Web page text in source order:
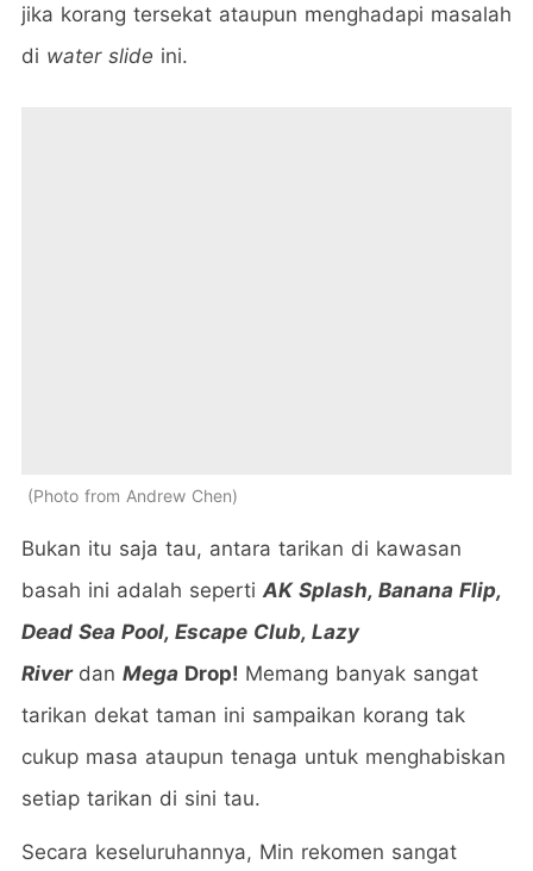
jika korang tersekat ataupun menghadapi masalah
di water slide ini.
Photo from Andrew Chen
Bukan itu saja tau, antara tarikan di kawasan
basah ini adalah seperti AK Splash, Banana Flip,
Dead Sea Pool, Escape Club, Lazy
River dan Mega Drop! Memang banyak sangat
tarikan dekat taman ini sampaikan korang tak
cukup masa ataupun tenaga untuk menghabiskan
setiap tarikan di sini tau.
Secara keseluruhannya, Min rekomen sangat